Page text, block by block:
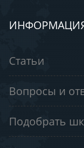
Статьи
Вопросы и
Подобрать